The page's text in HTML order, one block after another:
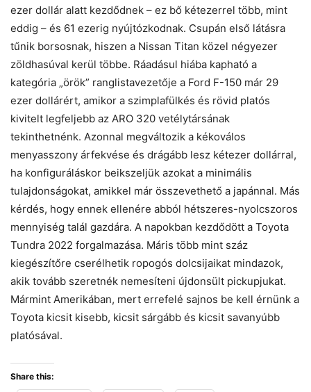
ezer dollár alatt kezdődnek – ez bő kétezerrel több, mint
eddig – és 61 ezerig nyújtózkodnak. Csupán első látásra
tűnik borsosnak, hiszen a Nissan Titan közel négyezer
zöldhasúval kerül többe. Ráadásul hiába kapható a
kategória „örök” ranglistavezetője a Ford F-150 már 29
ezer dollárért, amikor a szimplafülkés és rövid platós
kivitelt legfeljebb az ARO 320 vetélytársának
tekinthetnénk. Azonnal megváltozik a kékoválos
menyasszony árfekvése és drágább lesz kétezer dollárral,
ha konfiguráláskor beikszeljük azokat a minimális
tulajdonságokat, amikkel már összevethető a japánnal. Más
kérdés, hogy ennek ellenére abból hétszeres-nyolcszoros
mennyiség talál gazdára. A napokban kezdődött a Toyota
Tundra 2022 forgalmazása. Máris több mint száz
kiegészítőre cserélhetik ropogós dolcsijaikat mindazok,
akik tovább szeretnék nemesíteni újdonsült pickupjukat.
Mármint Amerikában, mert errefelé sajnos be kell érnünk a
Toyota kicsit kisebb, kicsit sárgább és kicsit savanyúbb
platósával.
Share this: